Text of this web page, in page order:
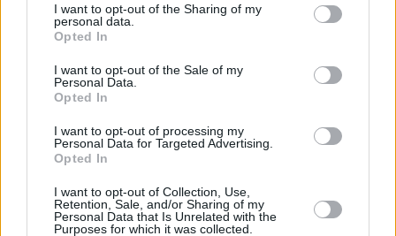
I want to opt-out of the Sharing of my
personal data.
Opted In
I want to opt-out of the Sale of my
Personal Data.
Opted In
I want to opt-out of processing my
Personal Data for Targeted Advertising.
Opted In
I want to opt-out of Collection, Use,
Retention, Sale, and/or Sharing of my
Personal Data that Is Unrelated with the
Purposes for which it was collected.
Jos olet etsimässä majoitusta, huomioi, että tiedot vinkeissä
ovat lähettäjien omia henkilökohtaisia käsityksiä ja
mielipiteitä. Varmista yksityiskohdat ennen varauksen
tekemistä käyttämältäsi varaussivustolta (esim.
booking.com) tai majoituspaikan omilta verkkosivuilta.
Jos huomaat sivulla muutettavaa,ilmoitaasiasta meille.
Ei aiherajausta Hotellit ja majoitus